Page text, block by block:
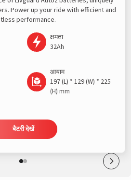
Power up your ride with efficient and
performance.
क्षमता
32Ah
आयाम
197 (L) * 129 (W) * 225
(H) mm
बैटरी देखें